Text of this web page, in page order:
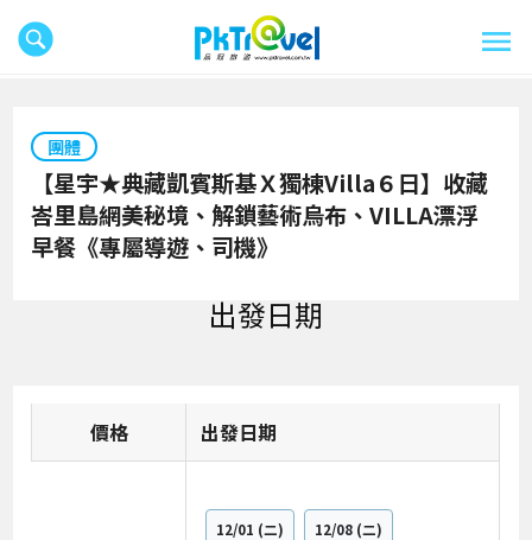
團體
【星宇★典藏凱賓斯基Ｘ獨棟Villa６日】收藏
峇里島網美秘境、解鎖藝術烏布、VILLA漂浮
早餐《專屬導遊、司機》
出發日期
價格 日期
12/01 (二)
12/08 (二)